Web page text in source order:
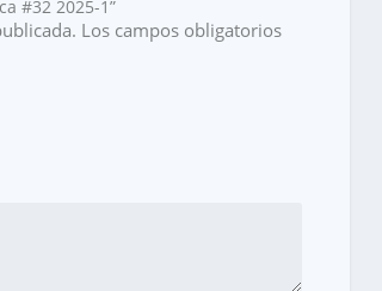
#32 2025-1”
Los campos obligatorios